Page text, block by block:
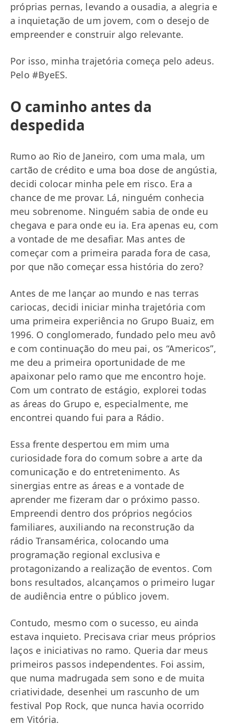
próprias pernas, levando a ousadia, a alegria e
a inquietação de um jovem, com o desejo de
empreender e construir algo relevante.
Por isso, minha trajetória começa pelo adeus.
Pelo #ByeES.
O caminho antes da
despedida
Rumo ao Rio de Janeiro, com uma mala, um
cartão de crédito e uma boa dose de angústia,
decidi colocar minha pele em risco. Era a
chance de me provar. Lá, ninguém conhecia
meu sobrenome. Ninguém sabia de onde eu
chegava e para onde eu ia. Era apenas eu, com
a vontade de me desafiar. Mas antes de
começar com a primeira parada fora de casa,
por que não começar essa história do zero?
Antes de me lançar ao mundo e nas terras
cariocas, decidi iniciar minha trajetória com
uma primeira experiência no Grupo Buaiz, em
1996. O conglomerado, fundado pelo meu avô
e com continuação do meu pai, os “Americos”,
me deu a primeira oportunidade de me
apaixonar pelo ramo que me encontro hoje.
Com um contrato de estágio, explorei todas
as áreas do Grupo e, especialmente, me
encontrei quando fui para a Rádio.
Essa frente despertou em mim uma
curiosidade fora do comum sobre a arte da
comunicação e do entretenimento. As
sinergias entre as áreas e a vontade de
aprender me fizeram dar o próximo passo.
Empreendi dentro dos próprios negócios
familiares, auxiliando na reconstrução da
rádio Transamérica, colocando uma
programação regional exclusiva e
protagonizando a realização de eventos. Com
bons resultados, alcançamos o primeiro lugar
de audiência entre o público jovem.
Contudo, mesmo com o sucesso, eu ainda
estava inquieto. Precisava criar meus próprios
laços e iniciativas no ramo. Queria dar meus
primeiros passos independentes. Foi assim,
que numa madrugada sem sono e de muita
criatividade, desenhei um rascunho de um
festival Pop Rock, que nunca havia ocorrido
em Vitória.